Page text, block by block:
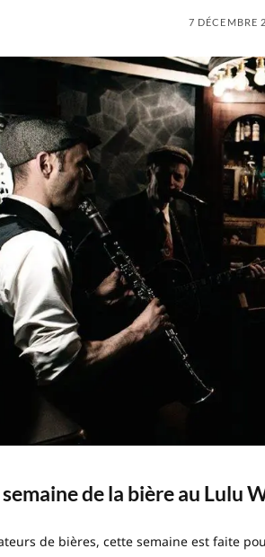
7 DÉCEMBRE
semaine de la bière au Lulu
de bières, cette semaine est faite